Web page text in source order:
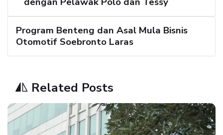
Program Benteng dan Asal Mula Bisnis
Otomotif Soebronto Laras
Related Posts